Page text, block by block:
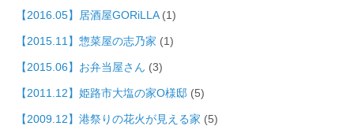
【2016.05】居酒屋GORiLLA(1)
【2015.11】惣菜屋の志乃家 (1)
【2015.06】お弁当屋さん (3)
【2011.12】姫路市大塩の家O様邸 (5)
【2009.12】港祭りの花火が見える家 (5)